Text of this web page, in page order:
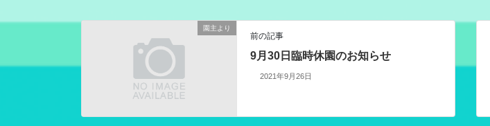
園主より
前の記事
9月30日臨時休園のお知らせ
2021年9月26日